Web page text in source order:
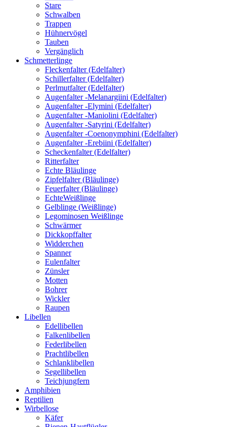
Stare
Schwalben
Trappen
Hühnervögel
Tauben
Vergänglich
Schmetterlinge
Fleckenfalter (Edelfalter)
Schillerfalter (Edelfalter)
Perlmutfalter (Edelfalter)
Augenfalter -Melanargiini (Edelfalter)
Augenfalter -Elymini (Edelfalter)
Augenfalter -Maniolini (Edelfalter)
Augenfalter -Satyrini (Edelfalter)
Augenfalter -Coenonymphini (Edelfalter)
Augenfalter -Erebiini (Edelfalter)
Scheckenfalter (Edelfalter)
Ritterfalter
Echte Bläulinge
Zipfelfalter (Bläulinge)
Feuerfalter (Bläulinge)
EchteWeißlinge
Gelblinge (Weißlinge)
Legominosen Weißlinge
Schwärmer
Dickkopffalter
Widderchen
Spanner
Eulenfalter
Zünsler
Motten
Bohrer
Wickler
Raupen
Libellen
Edellibellen
Falkenlibellen
Federlibellen
Prachtlibellen
Schlanklibellen
Segellibellen
Teichjungfern
Amphibien
Reptilien
Wirbellose
Käfer